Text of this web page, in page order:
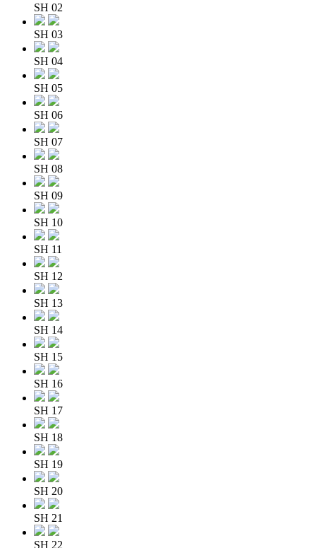
SH 02
SH 03
SH 04
SH 05
SH 06
SH 07
SH 08
SH 09
SH 10
SH 11
SH 12
SH 13
SH 14
SH 15
SH 16
SH 17
SH 18
SH 19
SH 20
SH 21
SH 22